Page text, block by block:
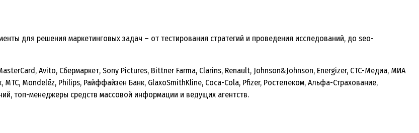
для решения маркетинговых задач – от тестирования стратегий и проведения исследований, до seo-
Avito, Сбермаркет, Sony Pictures, Bittner Farma, Clarins, Renault, Johnson&Johnson, Energizer, СТС-Медиа, МИА
МТС, Mondelēz, Philips, Райффайзен Банк, GlaxoSmithKline, Coca-Cola, Pfizer, Ростелеком, Альфа-Страхование,
топ-менеджеры средств массовой информации и ведущих агентств.